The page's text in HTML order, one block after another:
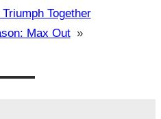
Together
Max Out »